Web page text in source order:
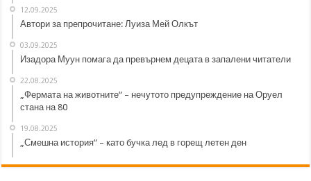
12.09.2025
Автори за препрочитане: Луиза Мей Олкът
03.09.2025
Изадора Муун помага да превърнем децата в запалени читатели
22.08.2025
„Фермата на животните“ – нечутото предупреждение на Оруел
стана на 80
19.08.2025
„Смешна история“ – като бучка лед в горещ летен ден